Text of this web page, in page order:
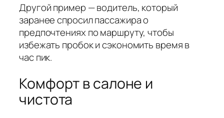
Другой пример — водитель, который
заранее спросил пассажира о
предпочтениях по маршруту, чтобы
избежать пробок и сэкономить время в
час пик.
Комфорт в салоне и
чистота